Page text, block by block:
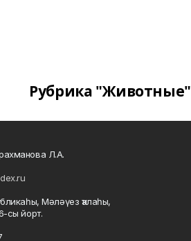
Рубрика "Животные"
Л.А.
Мәләүез ҡалаһы,
сы йорт.